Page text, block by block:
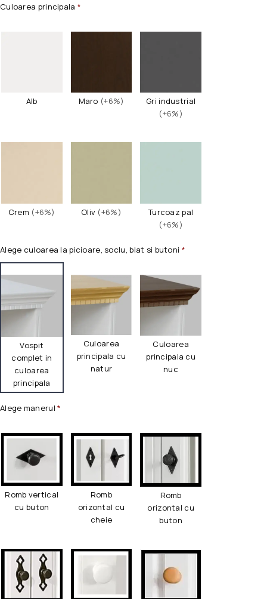
Culoarea principala *
Alb Maro (+6%)
Gri industrial
(+6%)
Crem (+6%) Oliv (+6%)
Turcoaz pal
(+6%)
Alege culoarea la picioare, soclu, blat si butoni *
Vospit
complet in
culoarea
principala
Culoarea
principala cu
natur
Culoarea
principala cu
nuc
Alege manerul *
Romb vertical
cu buton
Romb
orizontal cu
cheie
Romb
orizontal cu
buton